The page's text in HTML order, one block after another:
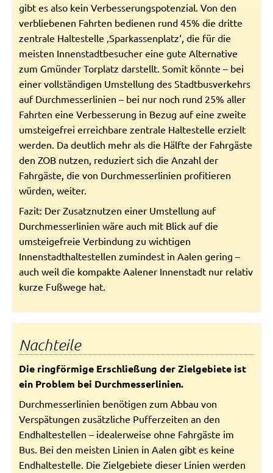
gibt es also kein Verbesserungspotenzial. Von den
verbliebenen Fahrten bedienen rund 45% die dritte
zentrale Haltestelle ‚Sparkassenplatz‘, die für die
meisten Innenstadtbesucher eine gute Alternative
zum Gmünder Torplatz darstellt. Somit könnte – bei
einer vollständigen Umstellung des Stadtbusverkehrs
auf Durchmesserlinien – bei nur noch rund 25% aller
Fahrten eine Verbesserung in Bezug auf eine zweite
umsteigefrei erreichbare zentrale Haltestelle erzielt
werden. Da deutlich mehr als die Hälfte der Fahrgäste
den ZOB nutzen, reduziert sich die Anzahl der
Fahrgäste, die von Durchmesserlinien profitieren
würden, weiter.
Fazit: Der Zusatznutzen einer Umstellung auf
Durchmesserlinien wäre auch mit Blick auf die
umsteigefreie Verbindung zu wichtigen
Innenstadthaltestellen zumindest in Aalen gering –
auch weil die kompakte Aalener Innenstadt nur relativ
kurze Fußwege hat.
Nachteile
Die ringförmige Erschließung der Zielgebiete ist
ein Problem bei Durchmesserlinien.
Durchmesserlinien benötigen zum Abbau von
Verspätungen zusätzliche Pufferzeiten an den
Endhaltestellen – idealerweise ohne Fahrgäste im
Bus. Bei den meisten Linien in Aalen gibt es keine
Endhaltestelle. Die Zielgebiete dieser Linien werden